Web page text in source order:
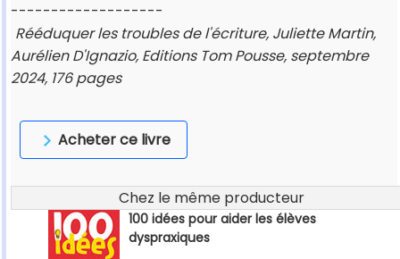
-------------------
Rééduquer les troubles de l'écriture, Juliette Martin,
Aurélien D'Ignazio, Editions Tom Pousse, septembre
2024, 176 pages
Acheter ce livre
Chez le même producteur
100 idées pour aider les élèves
dyspraxiques